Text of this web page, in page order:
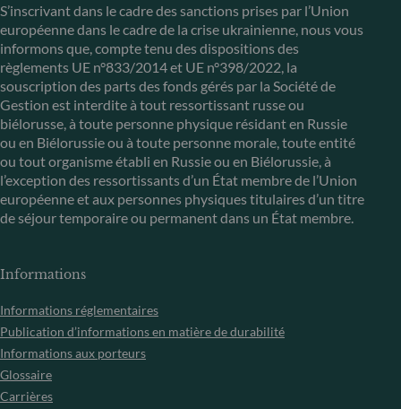
S’inscrivant dans le cadre des sanctions prises par l’Union
européenne dans le cadre de la crise ukrainienne, nous vous
informons que, compte tenu des dispositions des
règlements UE n°833/2014 et UE n°398/2022, la
souscription des parts des fonds gérés par la Société de
Gestion est interdite à tout ressortissant russe ou
biélorusse, à toute personne physique résidant en Russie
ou en Biélorussie ou à toute personne morale, toute entité
ou tout organisme établi en Russie ou en Biélorussie, à
l’exception des ressortissants d’un État membre de l’Union
européenne et aux personnes physiques titulaires d’un titre
de séjour temporaire ou permanent dans un État membre.
Informations
Informations réglementaires
Publication d’informations en matière de durabilité
Informations aux porteurs
Glossaire
Carrières